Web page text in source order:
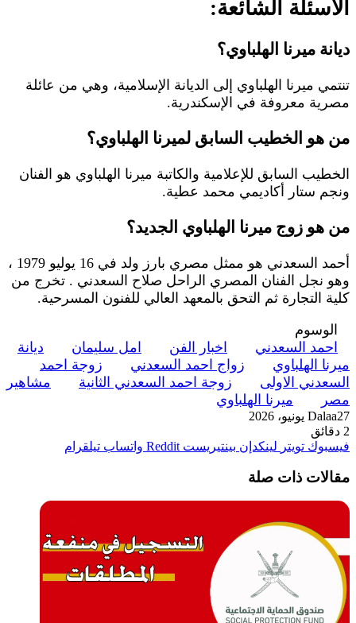
الأسئلة الشائعة:
ديانة ميرنا الهلباوي؟
تنتمي ميرنا الهلباوي إلى الديانة الإسلامية، وهي من عائلة
مصرية معروفة في الإسكندرية.
من هو الخطيب السابق لميرنا الهلباوي؟
الخطيب السابق للإعلامية والكاتبة ميرنا الهلباوي هو الفنان
ونجم ستار أكاديمي محمد عطية.
من هو زوج ميرنا الهلباوي الجديد؟
أحمد السعدني هو ممثل مصري بارز ولد في 16 يوليو 1979 ،
وهو نجل الفنان المصري الراحل صلاح السعدني . تخرج من
كلية التجارة ثم التحق بالمعهد العالي للفنون المسرحية.
الوسوم
احمد السعدني
اخبار الفن امل سليمان
ديانة
ميرنا الهلباوي
زواج احمد السعدني
زوجة احمد
السعدني الاولى
زوجة احمد السعدني الثانية
مشاهير
مصر
ميرنا الهلباوي
Dalaa27 يونيو، 2026
2 دقائق
فيسبوك تويتر لينكدإن بينتيريست واتساب تيلقرام
مقالات ذات صلة